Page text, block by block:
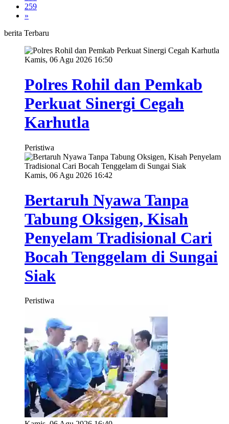
259
»
berita Terbaru
Kamis, 06 Agu 2026 16:50
Polres Rohil dan Pemkab
Perkuat Sinergi Cegah
Karhutla
Peristiwa
Kamis, 06 Agu 2026 16:42
Bertaruh Nyawa Tanpa
Tabung Oksigen, Kisah
Penyelam Tradisional Cari
Bocah Tenggelam di Sungai
Siak
Peristiwa